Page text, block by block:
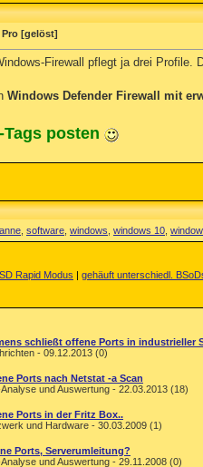
Pro [gelöst]
Firewall pflegt ja drei
Windows Defender Firewall mit
posten
software windows windows 10
Rapid Modus | gehäuft unterschiedl.
schließt offene Ports in industrieller
- 09.12.2013 (0)
Ports nach Netstat -a Scan
und Auswertung - 22.03.2013 (18)
Ports in der Fritz Box..
und Hardware - 30.03.2009 (1)
Ports, Serverumleitung?
und Auswertung - 29.11.2008 (0)